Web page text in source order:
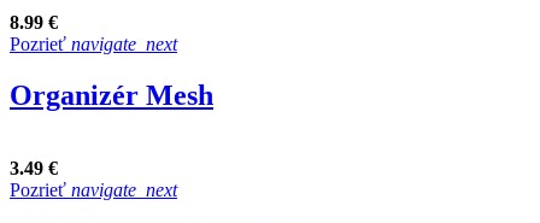
8.99 €
Pozrieť navigate_next
Organizér Mesh
3.49 €
Pozrieť navigate_next